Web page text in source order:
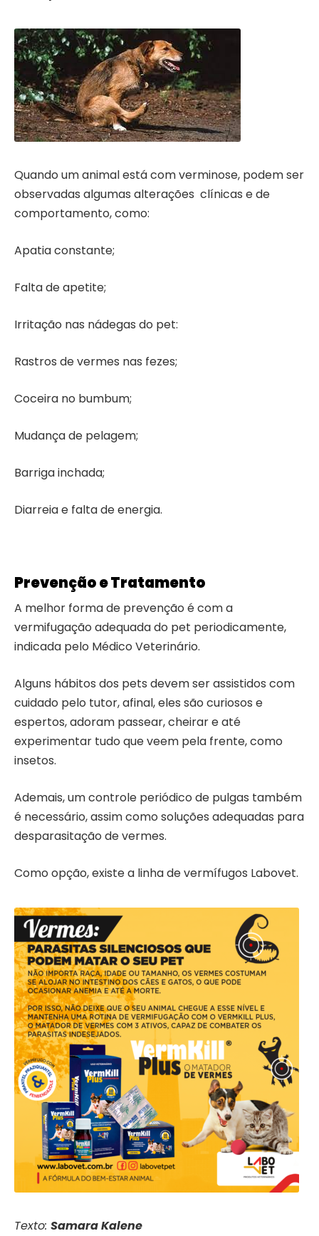
Quando um animal está com verminose, podem ser
observadas algumas alterações clínicas e de
comportamento, como:
Apatia constante;
Falta de apetite;
Irritação nas nádegas do pet:
Rastros de vermes nas fezes;
Coceira no bumbum;
Mudança de pelagem;
Barriga inchada;
Diarreia e falta de energia.
Prevenção e Tratamento
A melhor forma de prevenção é com a
vermifugação adequada do pet periodicamente,
indicada pelo Médico Veterinário.
Alguns hábitos dos pets devem ser assistidos com
cuidado pelo tutor, afinal, eles são curiosos e
espertos, adoram passear, cheirar e até
experimentar tudo que veem pela frente, como
insetos.
Ademais, um controle periódico de pulgas também
é necessário, assim como soluções adequadas para
desparasitação de vermes.
Como opção, existe a linha de vermífugos Labovet.
Texto: Samara Kalene